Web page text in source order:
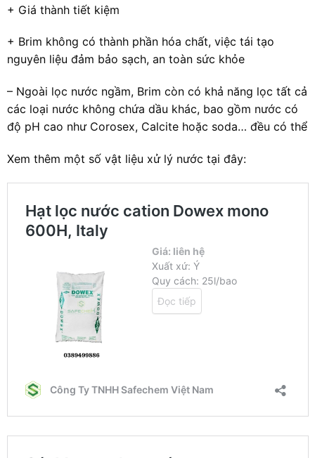
+ Giá thành tiết kiệm
+ Brim không có thành phần hóa chất, việc tái tạo
nguyên liệu đảm bảo sạch, an toàn sức khỏe
– Ngoài lọc nước ngầm, Brim còn có khả năng lọc tất cả
các loại nước không chứa dầu khác, bao gồm nước có
độ pH cao như Corosex, Calcite hoặc soda… đều có thể
Xem thêm một số vật liệu xử lý nước tại đây: